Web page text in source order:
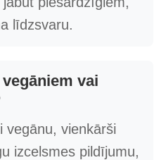
līdzsvaru.
vai
vegānu, vienkārši
izcelsmes pildījumu,